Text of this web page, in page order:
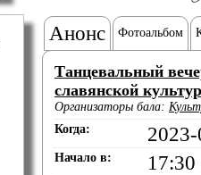
Анонс Фотоальбом
Танцевальный
славянской
Организаторы бала:
Когда:
Начало в: 17:30